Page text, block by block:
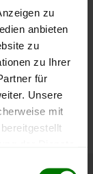
zu
anbieten
zu
zu Ihrer
für
Unsere
mit
Mai
in Deutschland
-Seite